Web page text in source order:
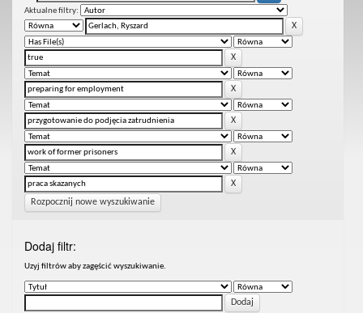
Aktualne filtry:
Rozpocznij nowe wyszukiwanie
Dodaj filtr:
Uzyj filtrów aby zagęścić wyszukiwanie.